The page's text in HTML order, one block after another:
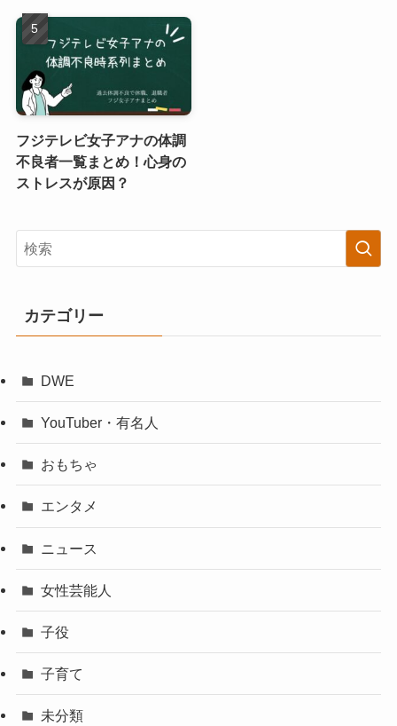
フジテレビ女子アナの体調
不良者一覧まとめ！心身の
ストレスが原因？
カテゴリー
DWE
YouTuber・有名人
おもちゃ
エンタメ
ニュース
女性芸能人
子役
子育て
未分類